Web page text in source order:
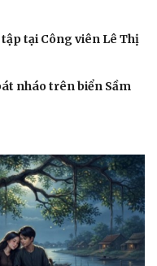
tại Công viên Lê Thị
nháo trên biển Sầm